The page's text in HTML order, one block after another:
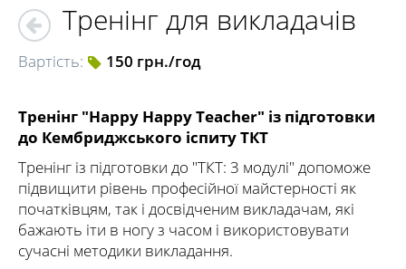
Тренінг для викладачів
Вартість: 150 грн./год
Тренінг "Happy Happy Teacher" із підготовки
до Кембриджського іспиту ТКТ
Тренінг із підготовки до "ТКТ: 3 модулі" допоможе
підвищити рівень професійної майстерності як
початківцям, так і досвідченим викладачам, які
бажають іти в ногу з часом і використовувати
сучасні методики викладання.